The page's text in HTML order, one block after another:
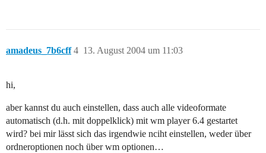
amadeus_7b6cff 13. August 2004 um 11:03
4
hi,
aber kannst du auch einstellen, dass auch alle videoformate
automatisch (d.h. mit doppelklick) mit wm player 6.4 gestartet
wird? bei mir lässt sich das irgendwie nciht einstellen, weder über
ordneroptionen noch über wm optionen…